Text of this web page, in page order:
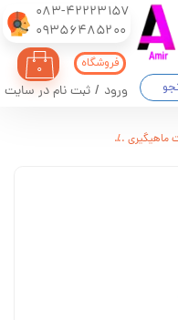
083-42223157
​​​​​​​09356485200
۰
ورود / ثبت نام در سایت
فروشگاه
ماهیگیری